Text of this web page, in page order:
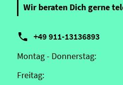
Wir beraten Dich gerne
 +49 911-13136893
Montag - Donnerstag:
Freitag: